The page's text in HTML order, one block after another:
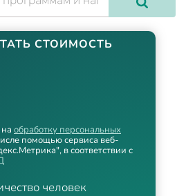
СТОИМОСТЬ
человек
обработку персональных
помощью сервиса веб-
в соответствии с